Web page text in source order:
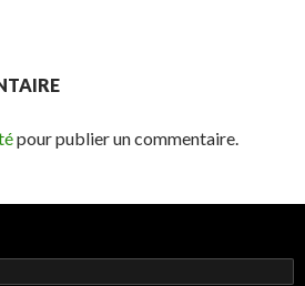
pour publier un commentaire.